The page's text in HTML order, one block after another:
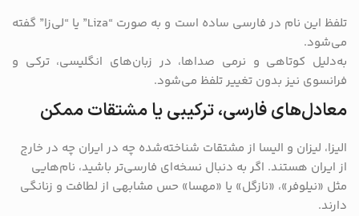
تلفظ این نام در فارسی ساده است و به صورت “Liza” یا “لی‌زا” گفته
می‌شود.
به‌دلیل کوتاهی و نرمی صداها، در زبان‌های انگلیسی، ترکی و
فرانسوی نیز بدون تغییر تلفظ می‌شود.
معادل‌های فارسی، ترکیبی یا مشتقات ممکن
الیزا، لیزان و الیسا از مشتقات شناخته‌شده چه در ایران چه در خارج
از ایران هستند. اگر به دنبال نسخه‌ای فارسی‌تر باشید، نام‌هایی
مثل «نیلوفر»، «نازگل» یا «مهسا» حس مشابهی از لطافت و زنانگی
دارند.